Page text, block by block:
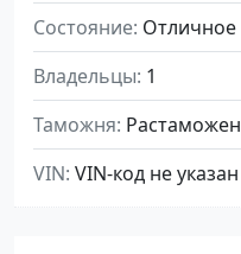
Состояние Отличное
Владельцы 1
Таможня Растаможен
VIN VIN-код не указан